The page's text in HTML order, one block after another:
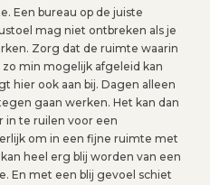
Een bureau op de juiste
mag niet ontbreken als je
Zorg dat de ruimte waarin
min mogelijk afgeleid kan
hier ook aan bij. Dagen alleen
gaan werken. Het kan dan
in te ruilen voor een
om in een fijne ruimte met
heel erg blij worden van een
En met een blij gevoel schiet